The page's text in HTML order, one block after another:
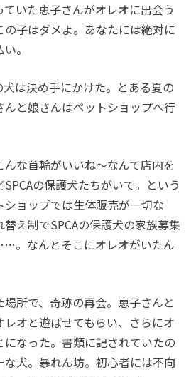
いた恵子さんがオレオに出会う
子はダメよ。あなたには絶対に
。
は決め手にかけた。とある夏の
んと娘さんはペットショップへ行
んな首輪がいいね～なんて店内を
の保護犬たちがいて。という
ョップでは生体販売が一切な
え制でSPCAの保護犬の家族募集
。なんとそこにオレオがいたん
所で、奇跡の再会。恵子さんと
オと遊ばせてもらい、さらにオ
になった。書類に記されていたの
犬。暴れん坊。初心者には不向